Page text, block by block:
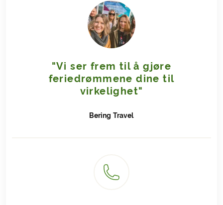
"Vi ser frem til å gjøre
feriedrømmene dine til
virkelighet"
Bering Travel